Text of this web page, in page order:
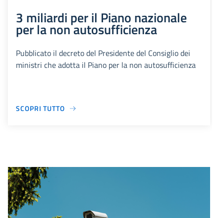
3 miliardi per il Piano nazionale
per la non autosufficienza
Pubblicato il decreto del Presidente del Consiglio dei
ministri che adotta il Piano per la non autosufficienza
SCOPRI TUTTO